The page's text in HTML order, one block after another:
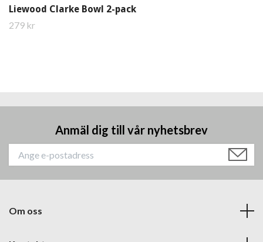
Liewood Clarke Bowl 2-pack
279 kr
Anmäl dig till vår nyhetsbrev
Om oss